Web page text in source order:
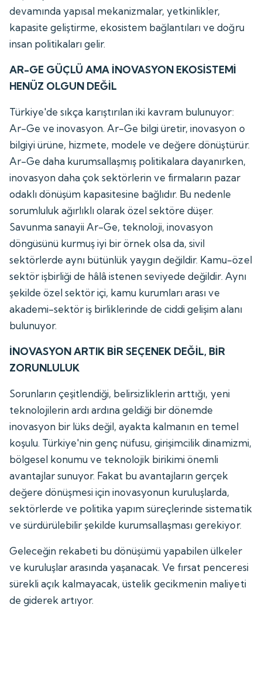
devamında yapısal mekanizmalar, yetkinlikler,
kapasite geliştirme, ekosistem bağlantıları ve doğru
insan politikaları gelir.
AR-GE GÜÇLÜ AMA İNOVASYON EKOSİSTEMİ
HENÜZ OLGUN DEĞİL
Türkiye'de sıkça karıştırılan iki kavram bulunuyor:
Ar-Ge ve inovasyon. Ar-Ge bilgi üretir, inovasyon o
bilgiyi ürüne, hizmete, modele ve değere dönüştürür.
Ar-Ge daha kurumsallaşmış politikalara dayanırken,
inovasyon daha çok sektörlerin ve firmaların pazar
odaklı dönüşüm kapasitesine bağlıdır. Bu nedenle
sorumluluk ağırlıklı olarak özel sektöre düşer.
Savunma sanayii Ar-Ge, teknoloji, inovasyon
döngüsünü kurmuş iyi bir örnek olsa da, sivil
sektörlerde aynı bütünlük yaygın değildir. Kamu-özel
sektör işbirliği de hâlâ istenen seviyede değildir. Aynı
şekilde özel sektör içi, kamu kurumları arası ve
akademi-sektör iş birliklerinde de ciddi gelişim alanı
bulunuyor.
İNOVASYON ARTIK BİR SEÇENEK DEĞİL, BİR
ZORUNLULUK
Sorunların çeşitlendiği, belirsizliklerin arttığı, yeni
teknolojilerin ardı ardına geldiği bir dönemde
inovasyon bir lüks değil, ayakta kalmanın en temel
koşulu. Türkiye'nin genç nüfusu, girişimcilik dinamizmi,
bölgesel konumu ve teknolojik birikimi önemli
avantajlar sunuyor. Fakat bu avantajların gerçek
değere dönüşmesi için inovasyonun kuruluşlarda,
sektörlerde ve politika yapım süreçlerinde sistematik
ve sürdürülebilir şekilde kurumsallaşması gerekiyor.
Geleceğin rekabeti bu dönüşümü yapabilen ülkeler
ve kuruluşlar arasında yaşanacak. Ve fırsat penceresi
sürekli açık kalmayacak, üstelik gecikmenin maliyeti
de giderek artıyor.